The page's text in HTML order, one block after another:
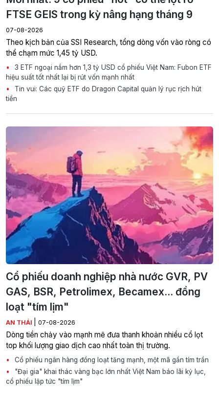
FTSE GEIS trong kỳ nâng hạng tháng 9
07-08-2026
Theo kịch bản của SSI Research, tổng dòng vốn vào ròng có
thể chạm mức 1,45 tỷ USD.
3 ETF ngoại nắm hơn 1,3 tỷ USD cổ phiếu Việt Nam: Fubon ETF
hiệu suất tốt nhất lại bị rút vốn mạnh nhất
Tin vui: Các quỹ ETF do Dragon Capital quản lý rục rịch hút
tiền
Cổ phiếu doanh nghiệp nhà nước GVR, PV
GAS, BSR, Petrolimex, Becamex... đồng
loạt "tím lịm"
AN THÁI 07-08-2026
Dòng tiền chảy vào mạnh mẽ đưa thanh khoản nhiều cổ lọt
top khối lượng giao dịch cao nhất toàn thị trường.
Cổ phiếu ngân hàng đồng loạt tăng mạnh, một mã gần tím trần
"Đại gia" khai thác vàng bạc lớn nhất Việt Nam báo lãi kỷ lục,
cổ phiếu lập tức "tím lịm"